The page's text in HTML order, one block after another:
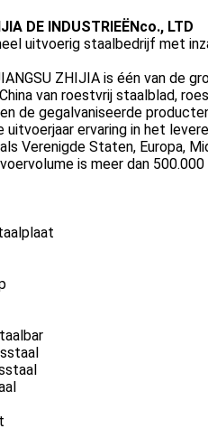
DE INDUSTRIEËNco., LTD
uitvoerig staalbedrijf met
ZHIJIA is één van
van roestvrij staalblad,
de gegalvaniseerde
uitvoerjaar ervaring in het
Verenigde Staten, Europa,
is meer dan 500.000